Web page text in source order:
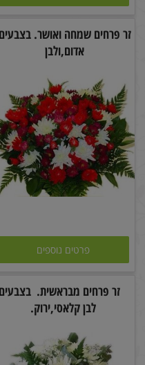
זר פרחים שמחה ואושר.
אדום,ולבן
פרטים נוספים
זר פרחים מבראשית.
לבן קלאסי,ירוק.